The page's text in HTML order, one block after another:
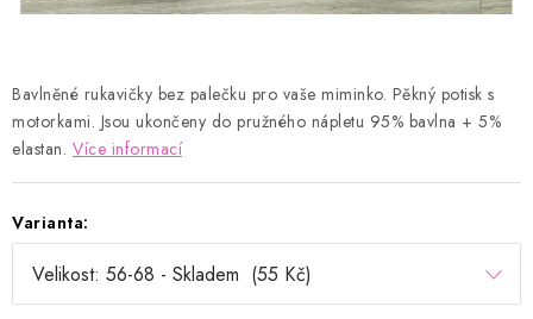
Bavlněné rukavičky bez palečku pro vaše miminko. Pěkný potisk s
motorkami. Jsou ukončeny do pružného nápletu 95% bavlna + 5%
elastan. Více informací
Varianta: